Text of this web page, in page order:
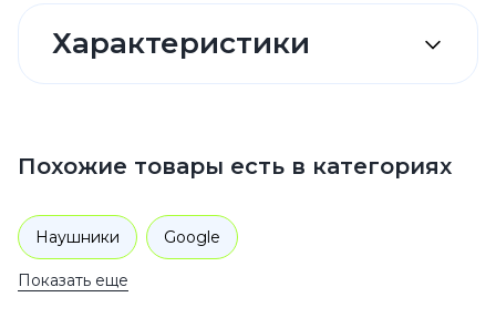
Характеристики
Похожие товары есть в категориях
Наушники Google
Показать еще